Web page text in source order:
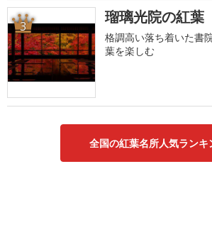
3 瑠璃光院の紅葉
格調高い落ち着いた書
葉を楽しむ
全国の紅葉名所人気ランキ